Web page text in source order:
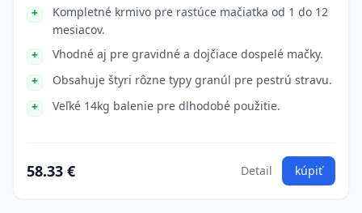
Kompletné krmivo pre rastúce mačiatka od 1 do 12
mesiacov.
Vhodné aj pre gravidné a dojčiace dospelé mačky.
Obsahuje štyri rôzne typy granúl pre pestrú stravu.
Veľké 14kg balenie pre dlhodobé použitie.
58.33 € Detail kúpiť